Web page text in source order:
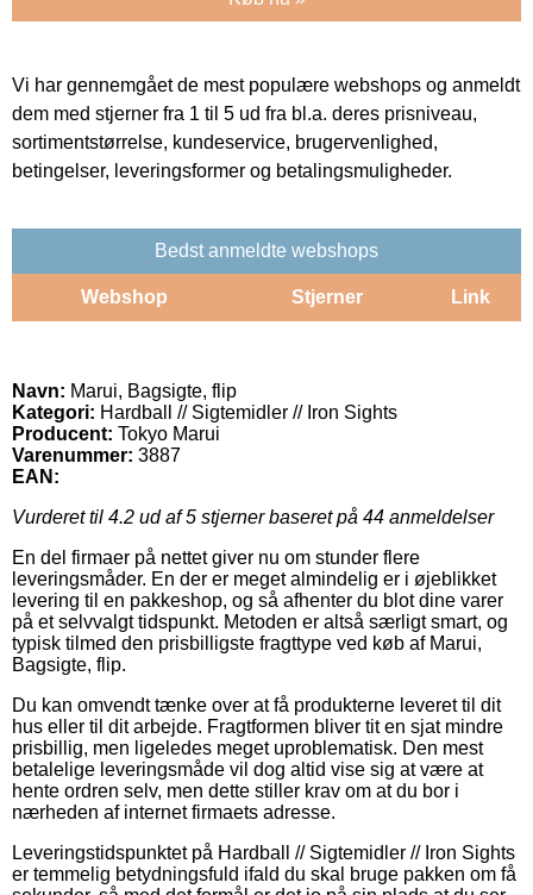
Vi har gennemgået de mest populære webshops og anmeldt
dem med stjerner fra 1 til 5 ud fra bl.a. deres prisniveau,
sortimentstørrelse, kundeservice, brugervenlighed,
betingelser, leveringsformer og betalingsmuligheder.
Bedst anmeldte webshops
Webshop Stjerner Link
Navn: Marui, Bagsigte, flip
Kategori: Hardball // Sigtemidler // Iron Sights
Producent: Tokyo Marui
Varenummer: 3887
EAN:
Vurderet til 4.2 ud af 5 stjerner baseret på 44 anmeldelser
En del firmaer på nettet giver nu om stunder flere
leveringsmåder. En der er meget almindelig er i øjeblikket
levering til en pakkeshop, og så afhenter du blot dine varer
på et selvvalgt tidspunkt. Metoden er altså særligt smart, og
typisk tilmed den prisbilligste fragttype ved køb af Marui,
Bagsigte, flip.
Du kan omvendt tænke over at få produkterne leveret til dit
hus eller til dit arbejde. Fragtformen bliver tit en sjat mindre
prisbillig, men ligeledes meget uproblematisk. Den mest
betalelige leveringsmåde vil dog altid vise sig at være at
hente ordren selv, men dette stiller krav om at du bor i
nærheden af internet firmaets adresse.
Leveringstidspunktet på Hardball // Sigtemidler // Iron Sights
er temmelig betydningsfuld ifald du skal bruge pakken om få